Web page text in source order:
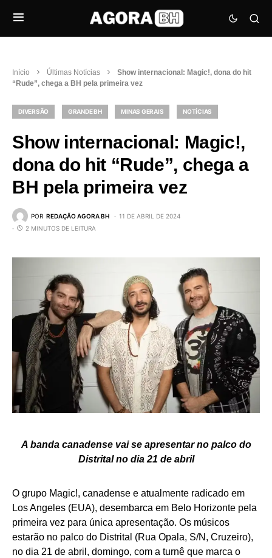
Início Últimas Notícias
Show internacional: Magic!, dona do hit
“Rude”, chega a BH pela primeira vez
DIVERSÃO GRANDE BH MINAS GERAIS NOTÍCIAS
Show internacional: Magic!,
dona do hit “Rude”, chega a
BH pela primeira vez
POR REDAÇÃO AGORA BH
11 DE ABRIL DE 2024
2 MINUTOS DE LEITURA
A banda canadense vai se apresentar no palco do
Distrital no dia 21 de abril
O grupo Magic!, canadense e atualmente radicado em
Los Angeles (EUA), desembarca em Belo Horizonte pela
primeira vez para única apresentação. Os músicos
estarão no palco do Distrital (Rua Opala, S/N, Cruzeiro),
no dia 21 de abril, domingo, com a turnê que marca o